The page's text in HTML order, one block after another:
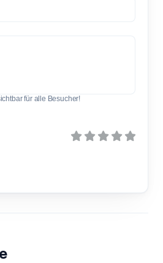
für alle Besucher!